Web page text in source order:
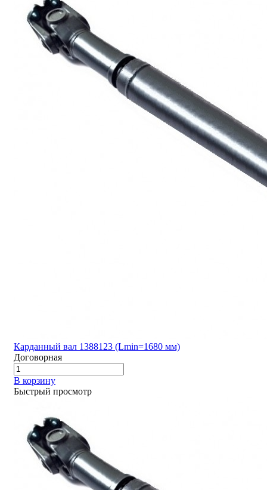
Карданный вал 1388123 (Lmin=1680 мм)
Договорная
В корзину
Быстрый просмотр